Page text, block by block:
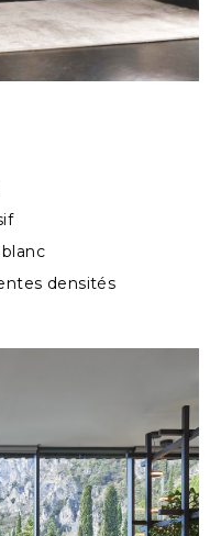
densités